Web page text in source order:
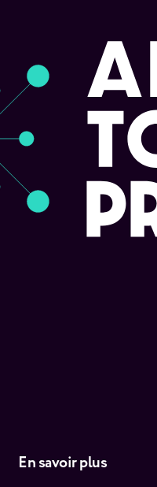
En savoir plus